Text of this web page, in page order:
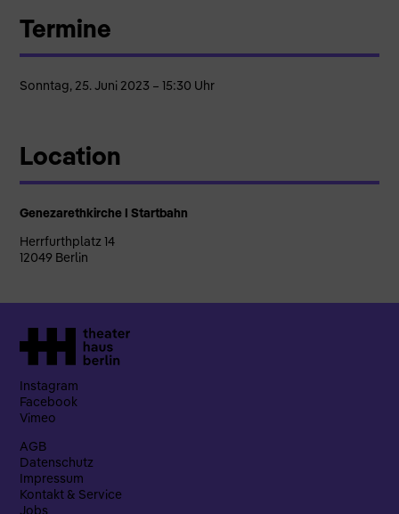
Termine
Sonntag, 25. Juni 2023 – 15:30 Uhr
Location
Genezarethkirche I Startbahn
Herrfurthplatz 14
12049 Berlin
Instagram
Facebook
Vimeo
AGB
Datenschutz
Impressum
Kontakt & Service
Jobs